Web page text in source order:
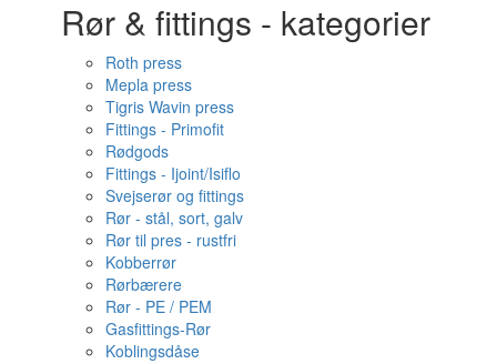
Rør & fittings - kategorier
Roth press
Mepla press
Tigris Wavin press
Fittings - Primofit
Rødgods
Fittings - Ijoint/Isiflo
Svejserør og fittings
Rør - stål, sort, galv
Rør til pres - rustfri
Kobberrør
Rørbærere
Rør - PE / PEM
Gasfittings-Rør
Koblingsdåse